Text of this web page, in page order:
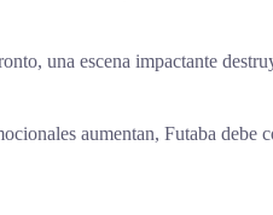
una escena impactante
aumentan, Futaba debe